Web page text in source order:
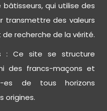
qui utilise des
transmettre des valeurs
recherche de la vérité.
: Ce site se structure
des francs-maçons et
es de tous horizons
origines.